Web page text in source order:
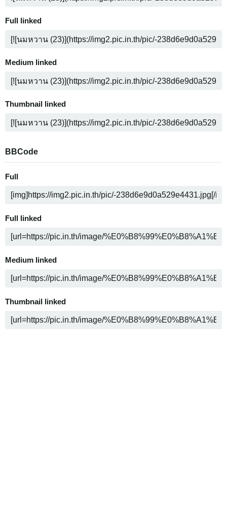
Full linked
Medium linked
Thumbnail linked
BBCode
Full
Full linked
Medium linked
Thumbnail linked